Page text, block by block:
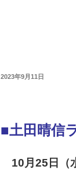
2023年9月11日
■土田晴信
10月25日（